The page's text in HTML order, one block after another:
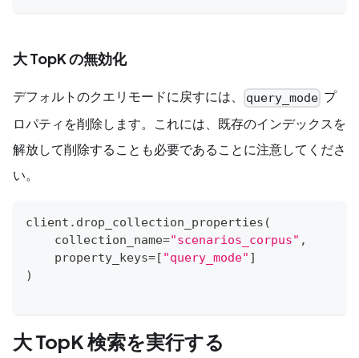
大 TopK の無効化
デフォルトのクエリモードに戻すには、 query_mode プ
ロパティを削除します。これには、既存のインデックスを
解放して削除することも必要であることに注意してくださ
い。
client . drop_collection_properties (
    collection_name
="scenarios_corpus" ,
    property_keys
=[ "query_mode" ]
)
大 TopK 検索を実行する